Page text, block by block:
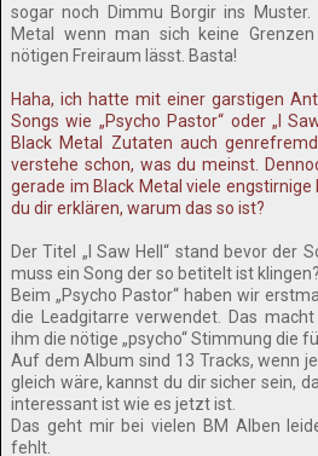
sogar noch Dimmu Borgir ins
Metal wenn man sich keine
nötigen Freiraum lässt. Basta!
Haha, ich hatte mit einer garstigen
Songs wie „Psycho Pastor“ oder „I
Black Metal Zutaten auch
verstehe schon, was du meinst.
gerade im Black Metal viele
du dir erklären, warum das so ist?
Der Titel „I Saw Hell“ stand bevor der
muss ein Song der so betitelt ist
Beim „Psycho Pastor“ haben wir
die Leadgitarre verwendet. Das
ihm die nötige „psycho“ Stimmung die
Auf dem Album sind 13 Tracks, wenn
gleich wäre, kannst du dir sicher sein,
interessant ist wie es jetzt ist.
Das geht mir bei vielen BM Alben
fehlt.